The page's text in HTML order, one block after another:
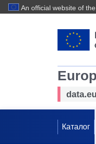
An official website of
Каталог